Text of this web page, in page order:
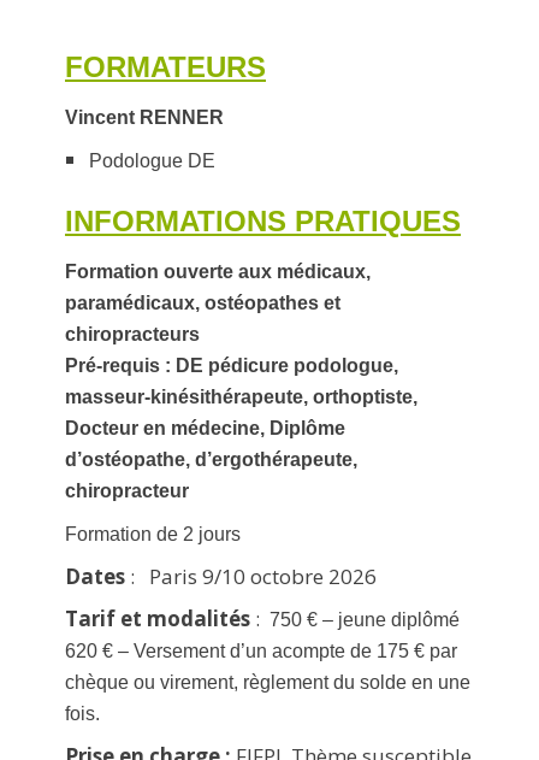
FORMATEURS
Vincent RENNER
Podologue DE
INFORMATIONS PRATIQUES
Formation ouverte aux médicaux,
paramédicaux, ostéopathes et
chiropracteurs
Pré-requis : DE pédicure podologue,
masseur-kinésithérapeute, orthoptiste,
Docteur en médecine, Diplôme
d’ostéopathe, d’ergothérapeute,
chiropracteur
Formation de 2 jours
Dates : Paris 9/10 octobre 2026
Tarif et modalités : 750 € – jeune diplômé
620 € – Versement d’un acompte de 175 € par
chèque ou virement, règlement du solde en une
fois.